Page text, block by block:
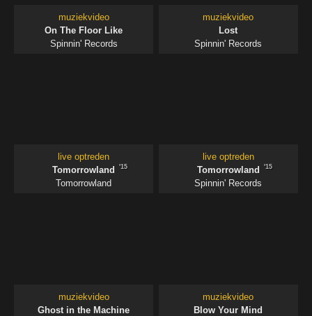
muziekvideo
On The Floor Like
Spinnin' Records
muziekvideo
Lost
Spinnin' Records
live optreden
Tomorrowland
'15
Tomorrowland
live optreden
Tomorrowland
'15
Spinnin' Records
muziekvideo
Ghost in the Machine
muziekvideo
Blow Your Mind